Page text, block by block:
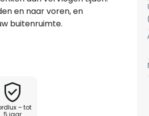
en naar voren, en
buitenruimte.
– tot